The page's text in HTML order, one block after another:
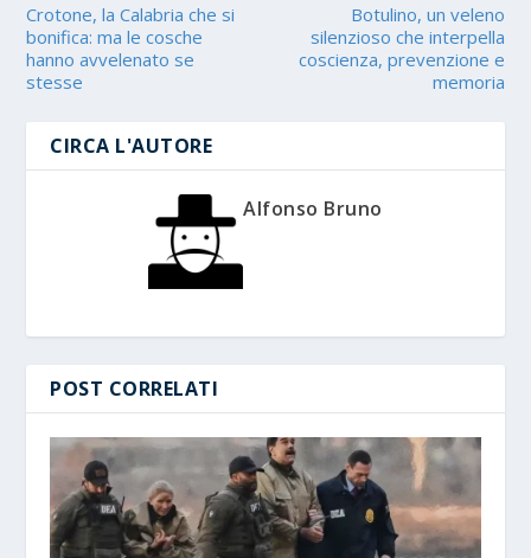
Crotone, la Calabria che si
bonifica: ma le cosche
hanno avvelenato se
stesse
Botulino, un veleno
silenzioso che interpella
coscienza, prevenzione e
memoria
CIRCA L'AUTORE
Alfonso Bruno
POST CORRELATI